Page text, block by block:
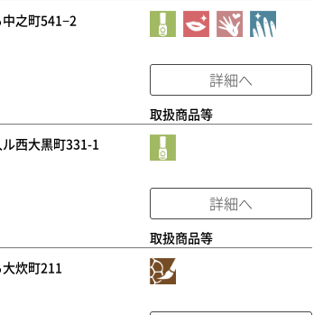
之町541−2
詳細へ
西大黒町331-1
取扱商品等
詳細へ
炊町211
取扱商品等